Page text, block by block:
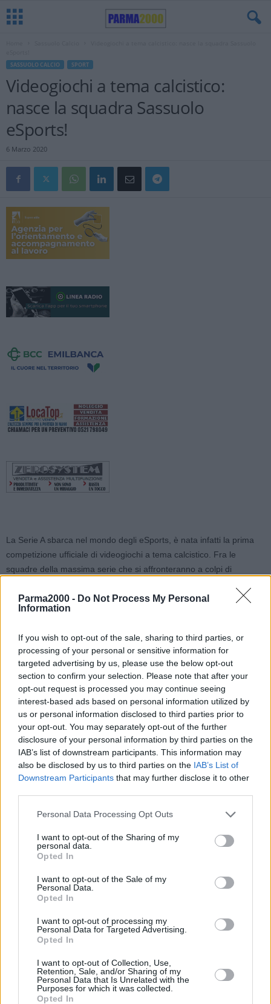
Parma2000 - Do Not Process My Personal
Information
If you wish to opt-out of the sale, sharing to third parties, or
processing of your personal or sensitive information for
targeted advertising by us, please use the below opt-out
section to confirm your selection. Please note that after your
opt-out request is processed you may continue seeing
interest-based ads based on personal information utilized by
us or personal information disclosed to third parties prior to
your opt-out. You may separately opt-out of the further
disclosure of your personal information by third parties on the
IAB’s list of downstream participants. This information may
also be disclosed by us to third parties on the IAB’s List of
Downstream Participants that may further disclose it to other
Personal Data Processing Opt Outs
I want to opt-out of the Sharing of my
personal data.
Opted In
I want to opt-out of the Sale of my
Personal Data.
Opted In
I want to opt-out of processing my
Personal Data for Targeted Advertising.
Opted In
I want to opt-out of Collection, Use,
Retention, Sale, and/or Sharing of my
Personal Data that Is Unrelated with the
Purposes for which it was collected.
Opted In
SASSUOLO CALCIO SPORT
Videogiochi a tema calcistico:
nasce la squadra Sassuolo
eSports!
6 Marzo 2020
La Serie A sbarca nel mondo degli eSports, è nata infatti la prima
competizione ufficiale di videogiochi a tema calcistico. Fra le
squadre della massima serie che si affronteranno a colpi di
Ogni società iscritta avrà nel suo team quattro video-giocatori che
cimenteranno su due diversi campionati al termine dei quali,
verranno incoronati i primi due campioni della storia della eSerie A
Con la fase a gironi della eSerie A TIM alle porte, il Sassuolo
Esports presenta i suoi due primi ePlayers ufficiali: i due campioni
neroverdi di calcio virtuale sono Stefano Segatori alias Stejinn7 e
Pietro Lorusso conosciuto online come TeamPEDA. I due ragazzi
sono stati selezionati grazie alla collaborazione con “eSports
Academy”, punto di riferimento nel settore da anni.
da poco tempo a livello professionistico ha già raggiunto importanti
eNazionale.
Pietro, originario di Cuneo e classe 1999, compete da più tempo, e
si è distinto all’interno del circuito virtuale per risultati e stile di
gioco, fa dell’intensità e della propensione offensiva le sue
caratteristiche principali.
(foto sassuolocalcio.it)